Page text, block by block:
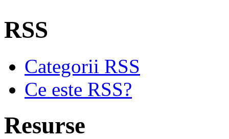
RSS
Categorii RSS
Ce este RSS?
Resurse